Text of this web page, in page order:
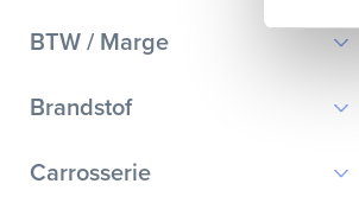
BTW / Marge
BTW
Brandstof
Benzine
Carrosserie